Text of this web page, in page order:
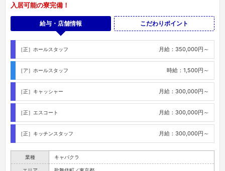
入居可能の寮完備！
給与・店舗情報 こだわりポイント
［正］ホールスタッフ 月給：350,000円～
［ア］ホールスタッフ 時給：1,500円～
［正］キャッシャー 月給：300,000円～
［正］エスコート 月給：300,000円～
［正］キッチンスタッフ 月給：300,000円～
業種 キャバクラ